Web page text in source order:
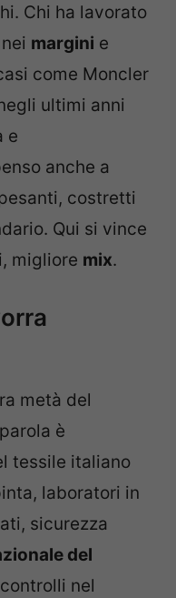
Chi ha lavorato
margini e
come Moncler
ultimi anni
e
anche a
costretti
Qui si vince
migliore mix.
metà del
è
tessile italiano
laboratori in
sicurezza
del
nel